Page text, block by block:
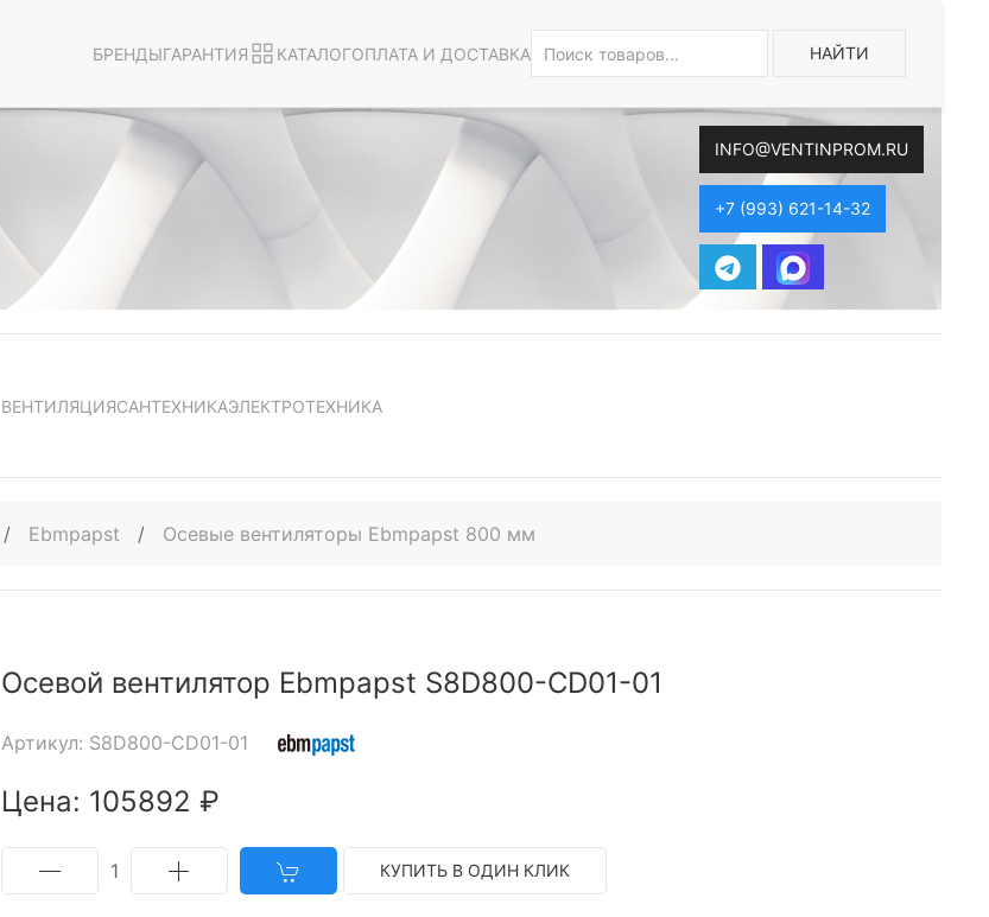
БРЕНДЫГАРАНТИЯ КАТАЛОГОПЛАТА И ДОСТАВКА НАЙТИ
INFO@VENTINPROM.RU
+7 (993) 621-14-32
ВЕНТИЛЯЦИЯСАНТЕХНИКАЭЛЕКТРОТЕХНИКА
/ Ebmpapst / Осевые вентиляторы Ebmpapst 800 мм
Осевой вентилятор Ebmpapst S8D800-CD01-01
Артикул: S8D800-CD01-01
Цена: 105892 ₽
1 КУПИТЬ В ОДИН КЛИК